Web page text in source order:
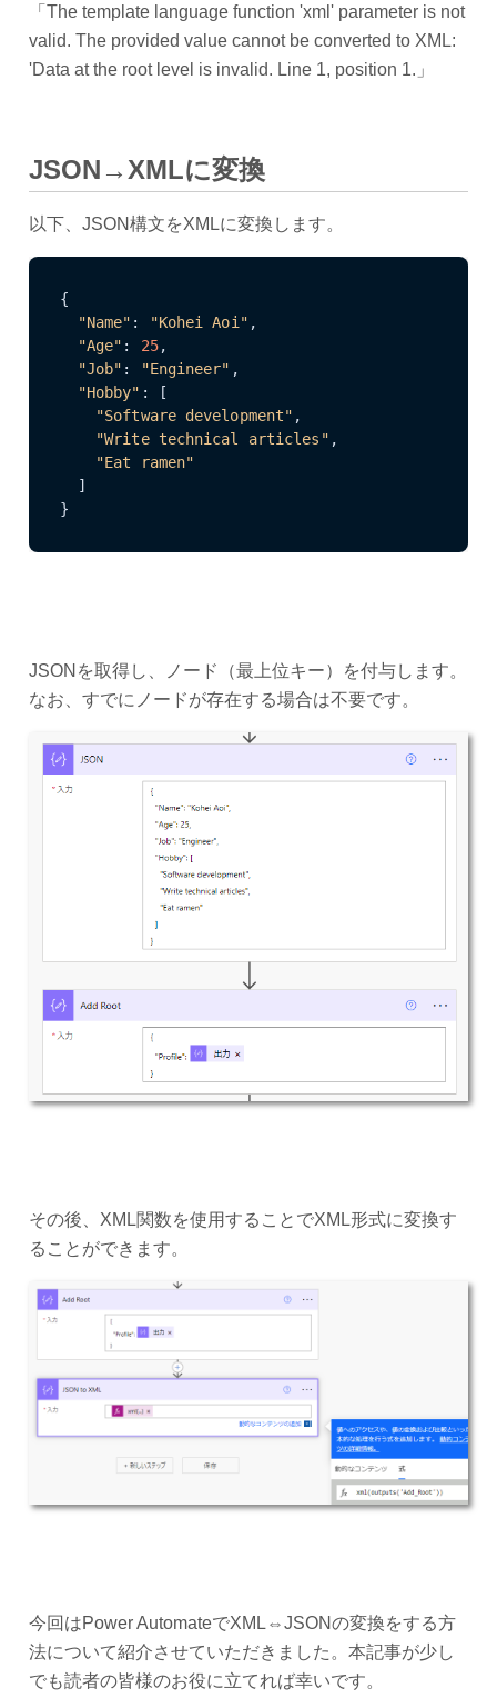
「The template language function 'xml' parameter is not
valid. The provided value cannot be converted to XML:
'Data at the root level is invalid. Line 1, position 1.」
JSON→XMLに変換
以下、JSON構文をXMLに変換します。
{
"Name" : "Kohei Aoi" ,
"Age" : 25,
"Job" : "Engineer" ,
"Hobby" : [
"Software development" ,
"Write technical articles" ,
"Eat ramen"
  ]
}
JSONを取得し、ノード（最上位キー）を付与します。
なお、すでにノードが存在する場合は不要です。
その後、XML関数を使用することでXML形式に変換す
ることができます。
今回はPower AutomateでXML⇔JSONの変換をする方
法について紹介させていただきました。本記事が少し
でも読者の皆様のお役に立てれば幸いです。